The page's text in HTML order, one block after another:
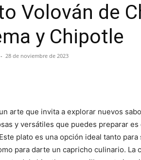
Volován de
y Chipotle
- 28 de noviembre de 2023
arte que invita a explorar nuevos
y versátiles que puedes preparar es
plato es una opción ideal tanto
para darte un capricho culinario. La